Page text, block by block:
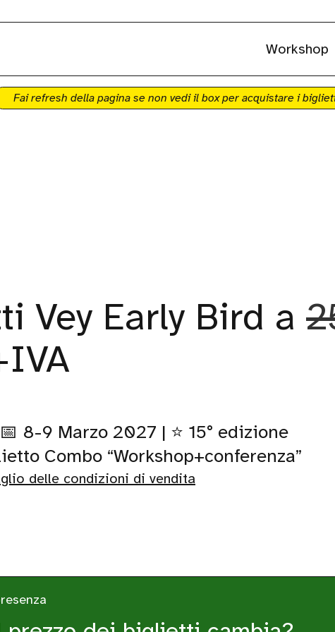
Workshop
Fai refresh della pagina se non vedi il box per acquistare i
Vey Early Bird a
8-9 Marzo 2027 | ⭐ 15° edizione
Combo “Workshop+conferenza”
delle condizioni di vendita